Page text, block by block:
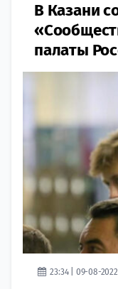
В Казани
палаты
23:34 | 09-08-2022